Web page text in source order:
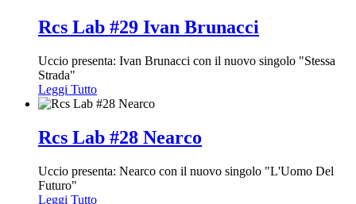
Rcs Lab #29 Ivan Brunacci
Uccio presenta: Ivan Brunacci con il nuovo singolo "Stessa
Strada"
Leggi Tutto
Rcs Lab #28 Nearco
Uccio presenta: Nearco con il nuovo singolo "L'Uomo Del
Futuro"
Leggi Tutto